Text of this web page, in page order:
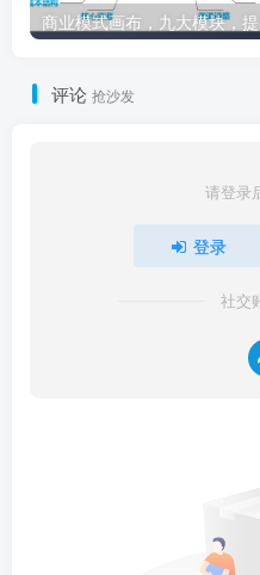
评论 抢沙发
请登录
登录
社交